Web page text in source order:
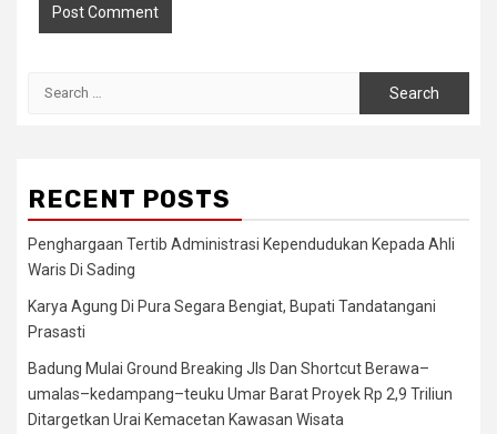
RECENT POSTS
Penghargaan Tertib Administrasi Kependudukan Kepada Ahli
Waris Di Sading
Karya Agung Di Pura Segara Bengiat, Bupati Tandatangani
Prasasti
Badung Mulai Ground Breaking Jls Dan Shortcut Berawa–
umalas–kedampang–teuku Umar Barat Proyek Rp 2,9 Triliun
Ditargetkan Urai Kemacetan Kawasan Wisata